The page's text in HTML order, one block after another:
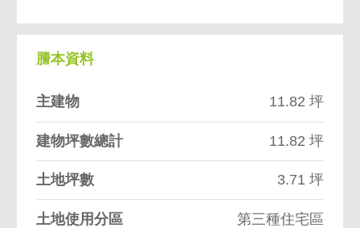
謄本資料
主建物 11.82 坪
建物坪數總計 11.82 坪
土地坪數 3.71 坪
土地使用分區 第三種住宅區